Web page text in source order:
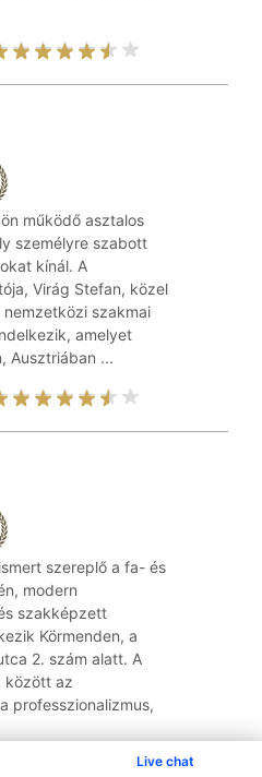
Live chat
működő asztalos
személyre szabott
kínál. A
Virág Stefan, közel
szakmai
amelyet
Ausztriában ...
szereplő a fa- és
modern
szakképzett
Körmenden, a
2. szám alatt. A
között az
professzionalizmus,